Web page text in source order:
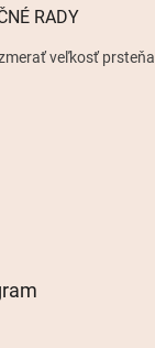
RADY
veľkosť prsteňa